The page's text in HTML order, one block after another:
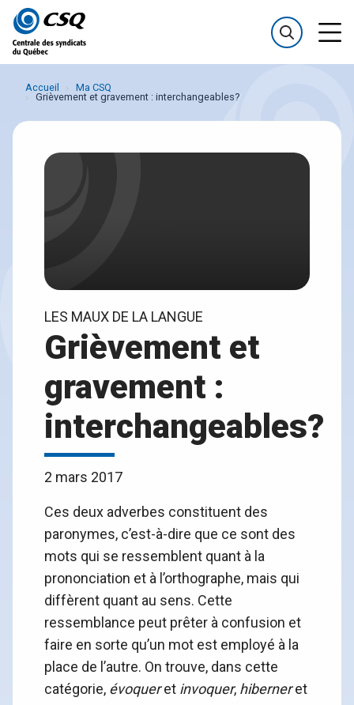
Passer
au
menu
Passer
au
contenu
Accueil
Ma CSQ
Grièvement et gravement : interchangeables?
LES MAUX DE LA LANGUE
Grièvement et
gravement :
interchangeables?
2 mars 2017
Ces deux adverbes constituent des
paronymes, c’est-à-dire que ce sont des
mots qui se ressemblent quant à la
prononciation et à l’orthographe, mais qui
diffèrent quant au sens. Cette
ressemblance peut prêter à confusion et
faire en sorte qu’un mot est employé à la
place de l’autre. On trouve, dans cette
catégorie, évoqueret invoquer, hiberneret